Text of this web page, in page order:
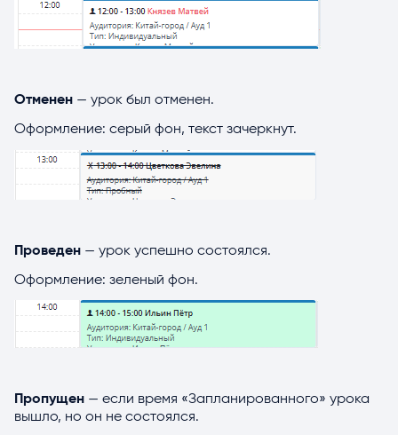
Отменен — урок был отменен.
Оформление: серый фон, текст зачеркнут.
Проведен — урок успешно состоялся.
Оформление: зеленый фон.
Пропущен — если время «Запланированного» урока
вышло, но он не состоялся.